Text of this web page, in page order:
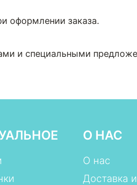
оформлении заказа.
и специальными
О НАС
О нас
Доставка